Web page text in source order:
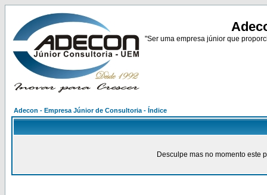
"Ser uma empresa júnior que
Adecon - Empresa Júnior de Consultoria - Índice
Desculpe mas no momento este